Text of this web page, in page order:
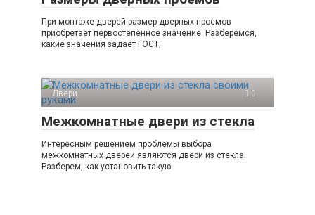
При монтаже дверей размер дверных проемов
приобретает первостепенное значение. Разберемся,
какие значения задает ГОСТ,
Двери 0
Межкомнатные двери из стекла
Интересным решением проблемы выбора
межкомнатных дверей являются двери из стекла.
Разберем, как установить такую